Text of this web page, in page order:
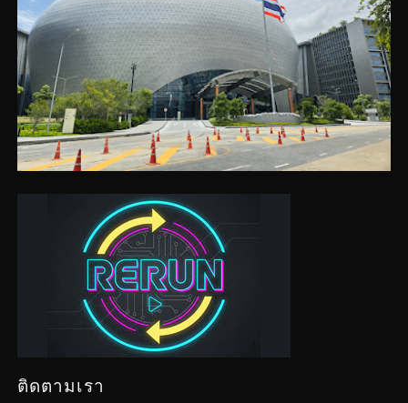
ติดตามเรา